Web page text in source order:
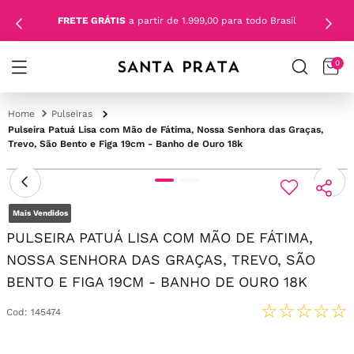
FRETE GRÁTIS a partir de 1.999,00 para todo Brasil
0
Pulseiras
Pulseira Patuá Lisa com Mão de Fátima, Nossa Senhora das Graças,
Trevo, São Bento e Figa 19cm - Banho de Ouro 18k
Mais Vendidos
PULSEIRA PATUÁ LISA COM MÃO DE FÁTIMA,
NOSSA SENHORA DAS GRAÇAS, TREVO, SÃO
BENTO E FIGA 19CM - BANHO DE OURO 18K
Cod : 145474 ☆☆☆☆☆